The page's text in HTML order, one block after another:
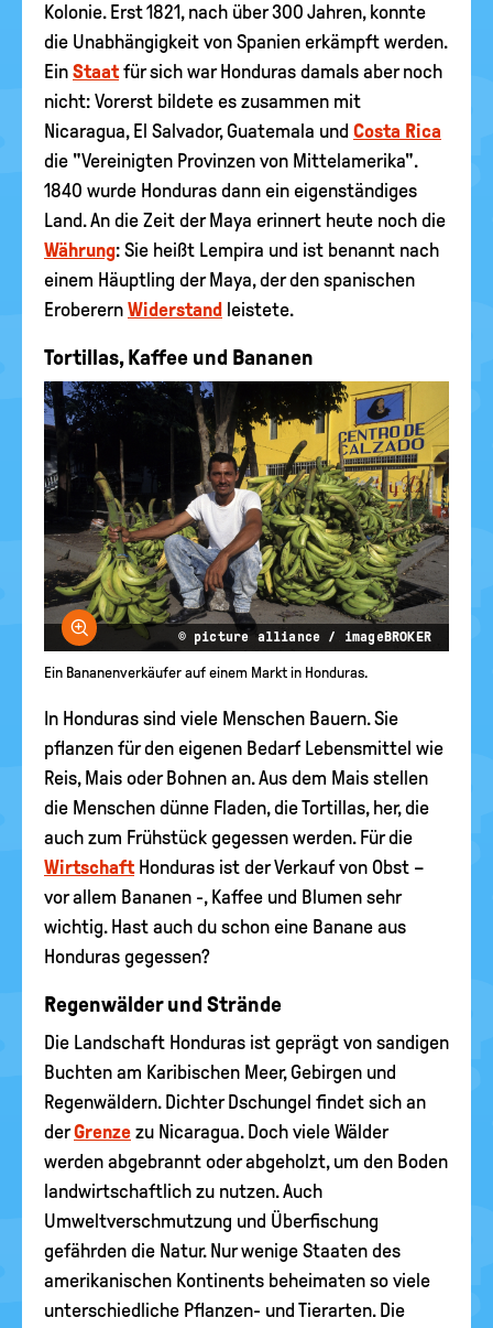
Kolonie. Erst 1821, nach über 300 Jahren, konnte
die Unabhängigkeit von Spanien erkämpft werden.
Ein Staatfür sich war Honduras damals aber noch
nicht: Vorerst bildete es zusammen mit
Nicaragua, El Salvador, Guatemala und Costa Rica
die "Vereinigten Provinzen von Mittelamerika".
1840 wurde Honduras dann ein eigenständiges
Land. An die Zeit der Maya erinnert heute noch die
Währung: Sie heißt Lempira und ist benannt nach
einem Häuptling der Maya, der den spanischen
Eroberern Widerstand leistete.
Tortillas, Kaffee und Bananen
Bild vergrößern
© picture alliance / imageBROKER
Ein Bananenverkäufer auf einem Markt in Honduras.
In Honduras sind viele Menschen Bauern. Sie
pflanzen für den eigenen Bedarf Lebensmittel wie
Reis, Mais oder Bohnen an. Aus dem Mais stellen
die Menschen dünne Fladen, die Tortillas, her, die
auch zum Frühstück gegessen werden. Für die
WirtschaftHonduras ist der Verkauf von Obst –
vor allem Bananen -, Kaffee und Blumen sehr
wichtig. Hast auch du schon eine Banane aus
Honduras gegessen?
Regenwälder und Strände
Die Landschaft Honduras ist geprägt von sandigen
Buchten am Karibischen Meer, Gebirgen und
Regenwäldern. Dichter Dschungel findet sich an
derGrenze zu Nicaragua. Doch viele Wälder
werden abgebrannt oder abgeholzt, um den Boden
landwirtschaftlich zu nutzen. Auch
Umweltverschmutzung und Überfischung
gefährden die Natur. Nur wenige Staaten des
amerikanischen Kontinents beheimaten so viele
unterschiedliche Pflanzen- und Tierarten. Die